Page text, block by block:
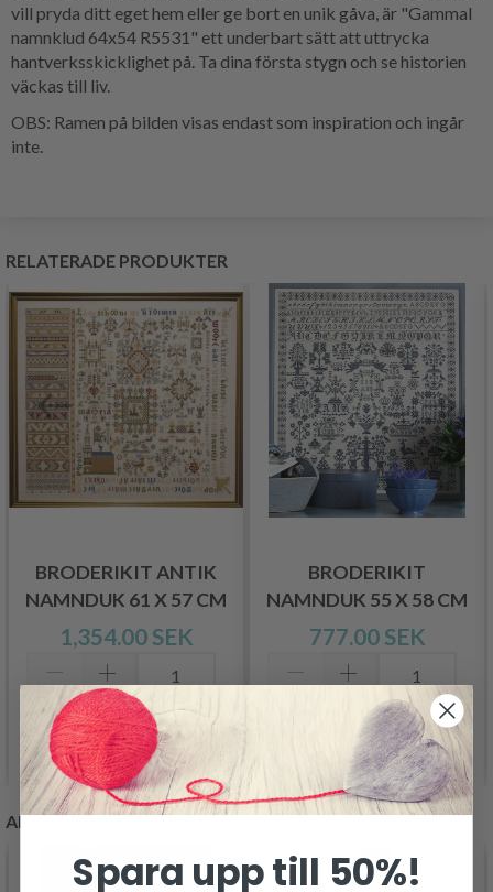
vill pryda ditt eget hem eller ge bort en unik gåva, är "Gammal
namnklud 64x54 R5531" ett underbart sätt att uttrycka
hantverksskicklighet på. Ta dina första stygn och se historien
väckas till liv.
OBS: Ramen på bilden visas endast som inspiration och ingår
inte.
RELATERADE PRODUKTER
BRODERIKIT ANTIK
NAMNDUK 61 X 57 CM
1,354.00 SEK
Lägg till varukorgen
BRODERIKIT
NAMNDUK 55 X 58 CM
777.00 SEK
Lägg till varukorgen
ANDRA KUNDER KÖPTE
Spara upp till 50%!